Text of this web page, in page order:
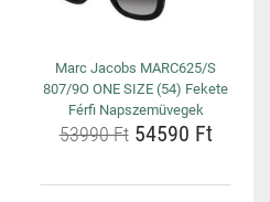
Marc Jacobs MARC625/S
807/9O ONE SIZE (54) Fekete
Férfi Napszemüvegek
53990 Ft54590 Ft